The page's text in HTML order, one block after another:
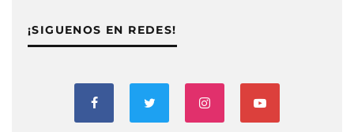
¡SIGUENOS EN REDES!